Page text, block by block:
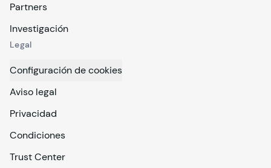
Partners
Investigación
Legal
Configuración de cookies
Aviso legal
Privacidad
Condiciones
Trust Center